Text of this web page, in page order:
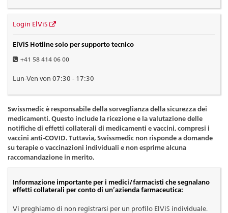
Login ElViS
ElViS Hotline solo per supporto tecnico
+41 58 414 06 00
Lun-Ven von 07:30 - 17:30
Swissmedic è responsabile della sorveglianza della sicurezza dei
medicamenti. Questo include la ricezione e la valutazione delle
notifiche di effetti collaterali di medicamenti e vaccini, compresi i
vaccini anti-COVID. Tuttavia, Swissmedic non risponde a domande
su terapie o vaccinazioni individuali e non esprime alcuna
raccomandazione in merito.
Informazione importante per i medici/farmacisti che segnalano
effetti collaterali per conto di un’azienda farmaceutica:
Vi preghiamo di non registrarsi per un profilo ElViS individuale.